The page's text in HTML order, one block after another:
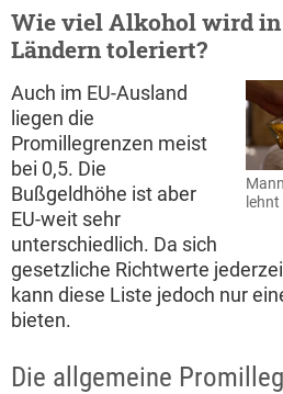
Wie viel Alkohol wird in
Ländern toleriert?
Auch im EU-Ausland
liegen die
Promillegrenzen meist
bei 0,5. Die
Bußgeldhöhe ist aber
EU-weit sehr
unterschiedlich. Da sich
gesetzliche Richtwerte
kann diese Liste jedoch nur
bieten.
Die allgemeine